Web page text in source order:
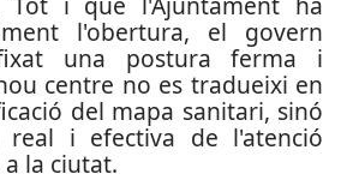
l'obertura, el govern
una postura ferma i
centre no es tradueixi en
del mapa sanitari, sinó
i efectiva de l'atenció
la ciutat.